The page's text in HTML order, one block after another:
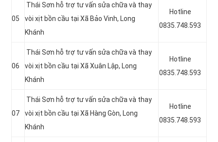
05
Thái Sơn hỗ trợ tư vấn sửa chữa và thay
vòi xịt bồn cầu tại Xã Bảo Vinh, Long
Khánh
Hotline
0835.748.593
06
Thái Sơn hỗ trợ tư vấn sửa chữa và thay
vòi xịt bồn cầu tại Xã Xuân Lập, Long
Khánh
Hotline
0835.748.593
07
Thái Sơn hỗ trợ tư vấn sửa chữa và thay
vòi xịt bồn cầu tại Xã Hàng Gòn, Long
Khánh
Hotline
0835.748.593